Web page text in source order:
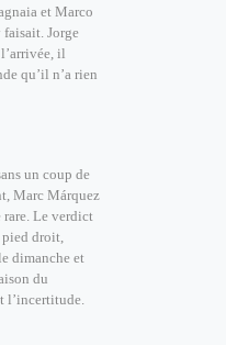
et Marco
faisait. Jorge
il
qu’il n’a rien
un coup de
Marc Márquez
rare. Le verdict
pied droit,
dimanche et
du
l’incertitude.